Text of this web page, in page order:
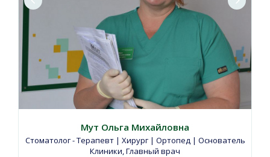
Мут Ольга Михайловна
Стоматолог - Терапевт | Хирург | Ортопед | Основатель
Клиники, Главный врач